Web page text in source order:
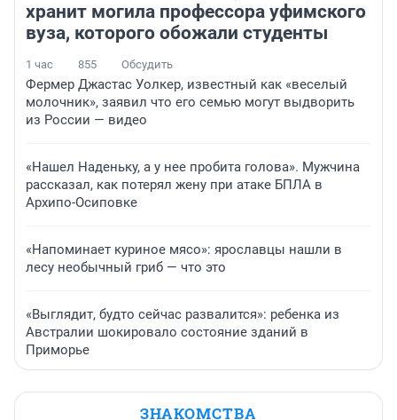
хранит могила профессора уфимского
вуза, которого обожали студенты
1 час 855 Обсудить
Фермер Джастас Уолкер, известный как «веселый
молочник», заявил что его семью могут выдворить
из России — видео
«Нашел Наденьку, а у нее пробита голова». Мужчина
рассказал, как потерял жену при атаке БПЛА в
Архипо-Осиповке
«Напоминает куриное мясо»: ярославцы нашли в
лесу необычный гриб — что это
«Выглядит, будто сейчас развалится»: ребенка из
Австралии шокировало состояние зданий в
Приморье
ЗНАКОМСТВА